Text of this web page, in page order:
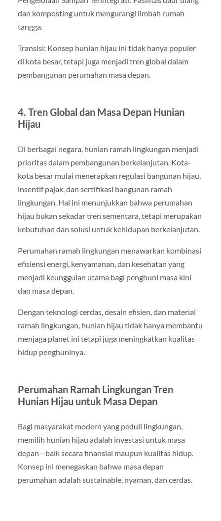
dan komposting untuk mengurangi limbah rumah
tangga.
Transisi: Konsep hunian hijau ini tidak hanya populer
di kota besar, tetapi juga menjadi tren global dalam
pembangunan perumahan masa depan.
4. Tren Global dan Masa Depan Hunian
Hijau
Di berbagai negara, hunian ramah lingkungan menjadi
prioritas dalam pembangunan berkelanjutan. Kota-
kota besar mulai menerapkan regulasi bangunan hijau,
insentif pajak, dan sertifikasi bangunan ramah
lingkungan. Hal ini menunjukkan bahwa perumahan
hijau bukan sekadar tren sementara, tetapi merupakan
kebutuhan dan solusi untuk kehidupan berkelanjutan.
Perumahan ramah lingkungan menawarkan kombinasi
efisiensi energi, kenyamanan, dan kesehatan yang
menjadi keunggulan utama bagi penghuni masa kini
dan masa depan.
Dengan teknologi cerdas, desain efisien, dan material
ramah lingkungan, hunian hijau tidak hanya membantu
menjaga planet ini tetapi juga meningkatkan kualitas
hidup penghuninya.
Perumahan Ramah Lingkungan Tren
Hunian Hijau untuk Masa Depan
Bagi masyarakat modern yang peduli lingkungan,
memilih hunian hijau adalah investasi untuk masa
depan—baik secara finansial maupun kualitas hidup.
Konsep ini menegaskan bahwa masa depan
perumahan adalah sustainable, nyaman, dan cerdas.